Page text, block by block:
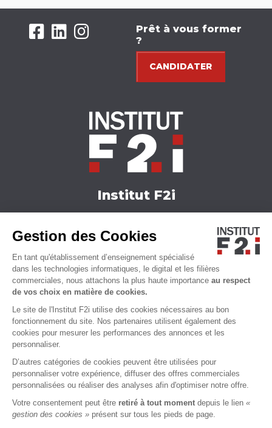
Gestion des Cookies
En tant qu'établissement d’enseignement spécialisé
dans les technologies informatiques, le digital et les filières
commerciales, nous attachons la plus haute importance au respect
de vos choix en matière de cookies.
Le site de l'Institut F2i utilise des cookies nécessaires au bon
fonctionnement du site. Nos partenaires utilisent également des
cookies pour mesurer les performances des annonces et les
personnaliser.
D’autres catégories de cookies peuvent être utilisées pour
personnaliser votre expérience, diffuser des offres commerciales
personnalisées ou réaliser des analyses afin d'optimiser notre offre.
Votre consentement peut être retiré à tout moment depuis le lien «
gestion des cookies » présent sur tous les pieds de page.
Prêt à vous former
?
CANDIDATER
Institut F2i
Actualités
Qui sommes-nous ?
Accessibilité
MENTIONS LÉGALES CGU CGS CHARTE VIE PRIVÉE